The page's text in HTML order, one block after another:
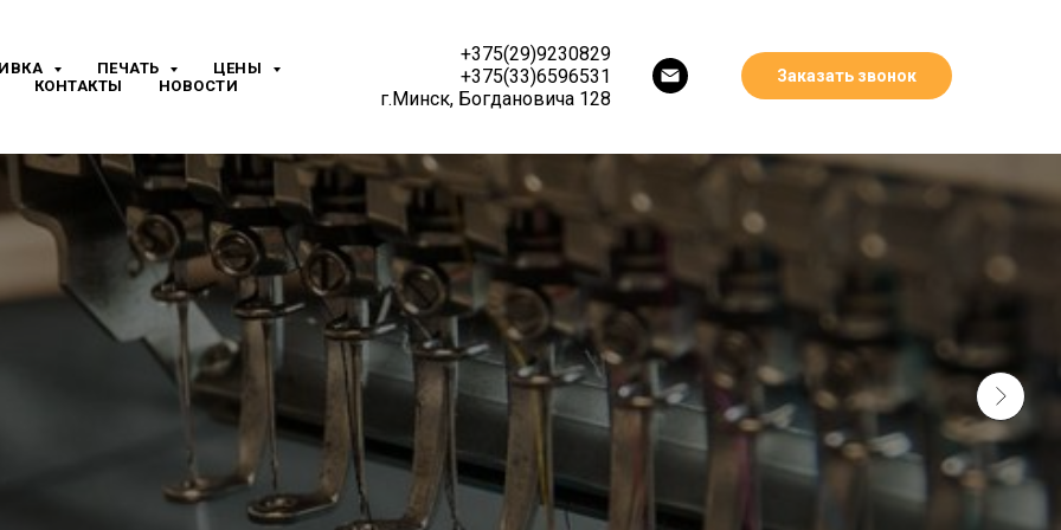
ПЕЧАТЬ
ЦЕНЫ
КОНТАКТЫ
НОВОСТИ
+375(29)9230829
+375(33)6596531
г.Минск, Богдановича 128
Заказать звонок